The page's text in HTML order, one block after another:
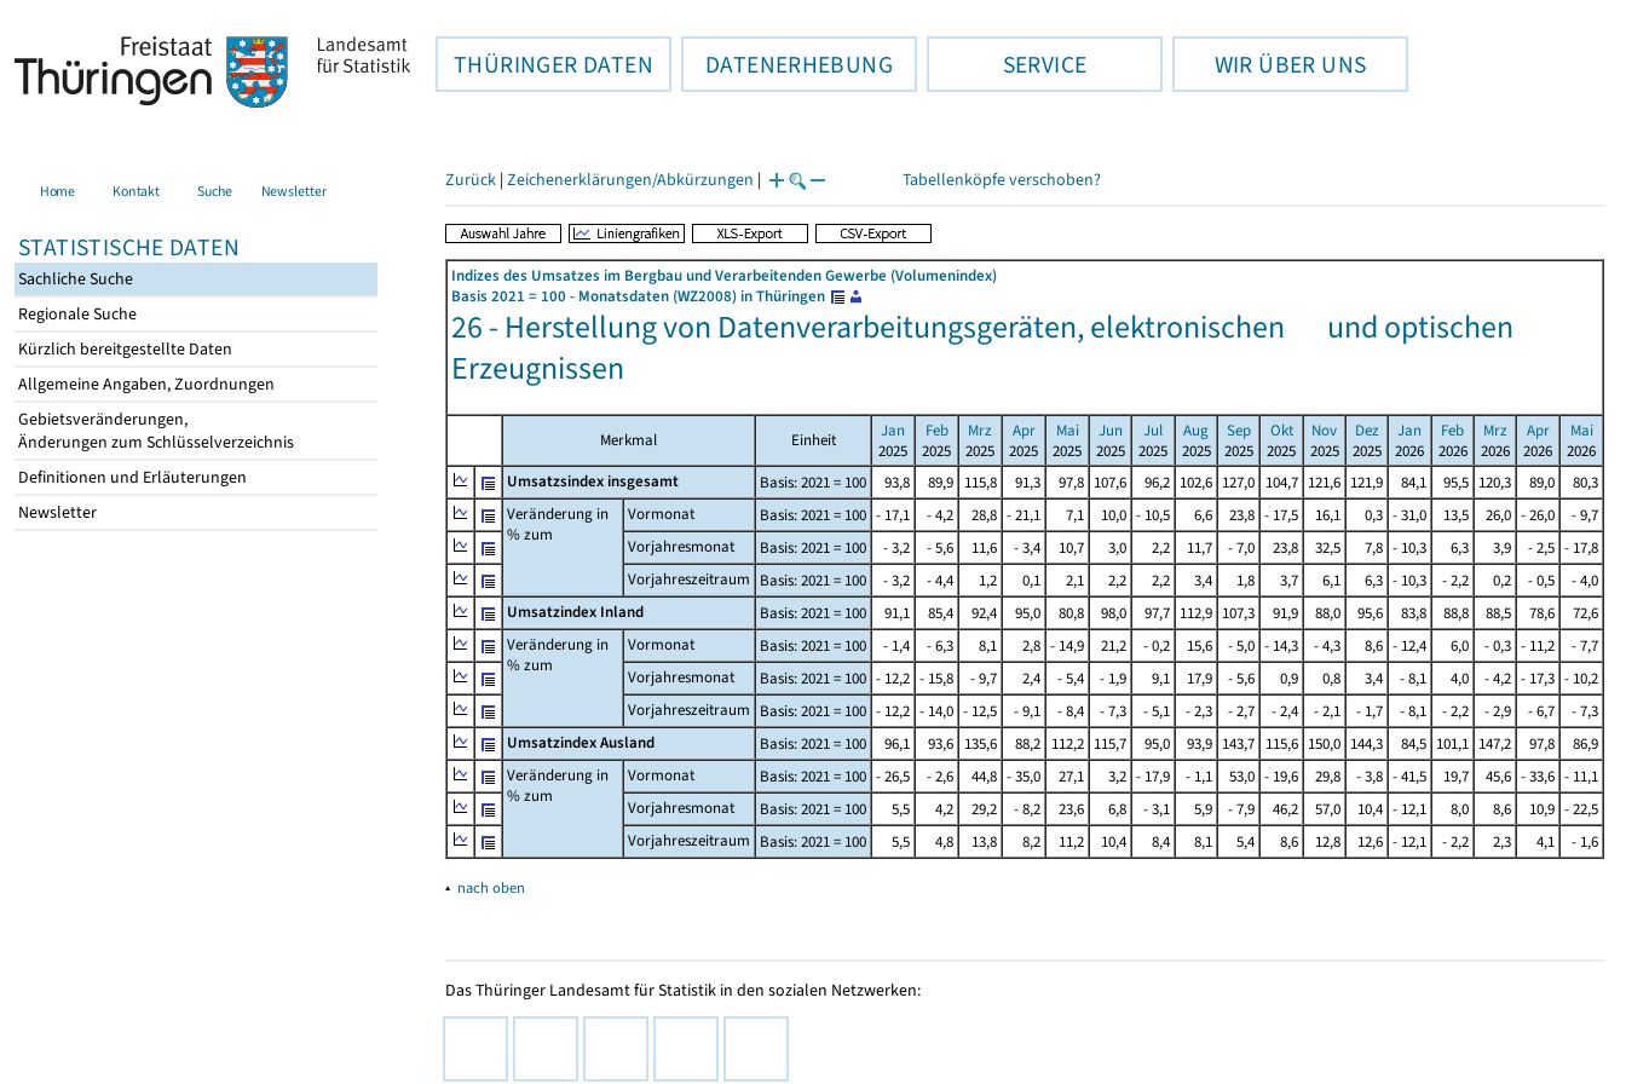
THÜRINGER DATEN DATENERHEBUNG SERVICE WIR ÜBER UNS
Home Kontakt Suche Newsletter
STATISTISCHE DATEN
Sachliche Suche
Regionale Suche
Kürzlich bereitgestellte Daten
Allgemeine Angaben, Zuordnungen
Gebietsveränderungen,
Änderungen zum Schlüsselverzeichnis
Definitionen und Erläuterungen
Newsletter
Zurück | Zeichenerklärungen/Abkürzungen | Tabellenköpfe verschoben?
Indizes des Umsatzes im Bergbau und Verarbeitenden Gewerbe (Volumenindex)
Basis 2021 = 100 - Monatsdaten (WZ2008) in Thüringen
26 - Herstellung von Datenverarbeitungsgeräten, elektronischen und optischen
Erzeugnissen
Merkmal Einheit
Jan
2025
Feb
2025
Mrz
2025
Apr
2025
Mai
2025
Jun
2025
Jul
2025
Aug
2025
Sep
2025
Okt
2025
Nov
2025
Dez
2025
Jan
2026
Feb
2026
Mrz
2026
Apr
2026
Mai
2026
Umsatzsindex insgesamt
Basis: 2021 = 100 93,8 89,9 115,8 91,3 97,8 107,6 96,2 102,6 127,0 104,7 121,6 121,9 84,1 95,5 120,3 89,0
80,3
Veränderung in
% zum
Vormonat Basis: 2021 = 100 - 17,1 - 4,2 28,8 - 21,1 7,1 10,0 - 10,5 6,6 23,8 - 17,5 16,1 0,3 - 31,0 13,5 26,0 - 26,0
- 9,7
Vorjahresmonat
Basis: 2021 = 100 - 3,2 - 5,6 11,6 - 3,4 10,7 3,0 2,2 11,7 - 7,0 23,8 32,5 7,8 - 10,3 6,3 3,9 - 2,5 - 17,8
Vorjahreszeitraum Basis: 2021 = 100 - 3,2 - 4,4 1,2 0,1 2,1 2,2 2,2 3,4 1,8 3,7 6,1 6,3 - 10,3 - 2,2 0,2 - 0,5
- 4,0
Umsatzindex Inland
Basis: 2021 = 100 91,1 85,4 92,4 95,0 80,8 98,0 97,7 112,9 107,3 91,9 88,0 95,6 83,8 88,8 88,5 78,6
72,6
Veränderung in
% zum
Vormonat Basis: 2021 = 100 - 1,4 - 6,3 8,1 2,8 - 14,9 21,2 - 0,2 15,6 - 5,0 - 14,3 - 4,3 8,6 - 12,4 6,0 - 0,3 - 11,2
- 7,7
Vorjahresmonat
Basis: 2021 = 100 - 12,2 - 15,8 - 9,7 2,4 - 5,4 - 1,9 9,1 17,9 - 5,6 0,9 0,8 3,4 - 8,1 4,0 - 4,2 - 17,3 - 10,2
Vorjahreszeitraum Basis: 2021 = 100 - 12,2 - 14,0 - 12,5 - 9,1 - 8,4 - 7,3 - 5,1 - 2,3 - 2,7 - 2,4 - 2,1 - 1,7 - 8,1 - 2,2 - 2,9 - 6,7
- 7,3
Umsatzindex Ausland
Basis: 2021 = 100 96,1 93,6 135,6 88,2 112,2 115,7 95,0 93,9 143,7 115,6 150,0 144,3 84,5 101,1 147,2 97,8
86,9
Veränderung in
% zum
Vormonat Basis: 2021 = 100 - 26,5 - 2,6 44,8 - 35,0 27,1 3,2 - 17,9 - 1,1 53,0 - 19,6 29,8 - 3,8 - 41,5 19,7 45,6 - 33,6 - 11,1
Vorjahresmonat
Basis: 2021 = 100 5,5 4,2 29,2 - 8,2 23,6 6,8 - 3,1 5,9 - 7,9 46,2 57,0 10,4 - 12,1 8,0 8,6 10,9 - 22,5
Vorjahreszeitraum Basis: 2021 = 100 5,5 4,8 13,8 8,2 11,2 10,4 8,4 8,1 5,4 8,6 12,8 12,6 - 12,1 - 2,2 2,3 4,1 - 1,6
▴ nach oben
Das Thüringer Landesamt für Statistik in den sozialen Netzwerken: